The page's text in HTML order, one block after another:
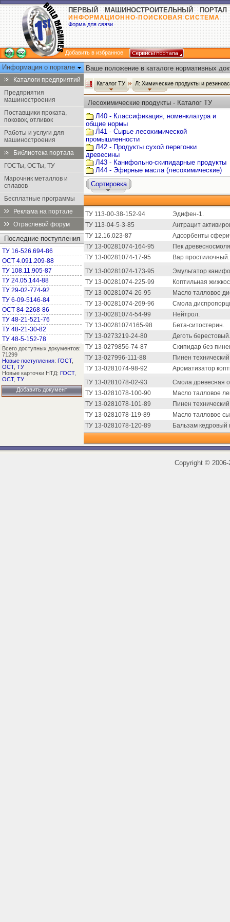
ПЕРВЫЙ МАШИНОСТРОИТЕЛЬНЫЙ ПОРТАЛ
ИНФОРМАЦИОННО-ПОИСКОВАЯ СИСТЕМА
Форма для связи
Добавить в избранное
Информация о портале
Каталоги предприятий
Предприятия
машиностроения
Поставщики проката,
поковок, отливок
Работы и услуги для
машиностроения
Библиотека портала
ГОСТы, ОСТы, ТУ
Марочник металлов и
сплавов
Бесплатные программы
Реклама на портале
Отраслевой форум
Последние поступления
ТУ 16-526.694-86
ОСТ 4.091.209-88
ТУ 108.11.905-87
ТУ 24.05.144-88
ТУ 29-02-774-92
ТУ 6-09-5146-84
ОСТ 84-2268-86
ТУ 48-21-521-76
ТУ 48-21-30-82
ТУ 48-5-152-78
Всего доступных документов:
71299
Новые поступления: ГОСТ,
ОСТ, ТУ
Новые карточки НТД: ГОСТ,
ОСТ, ТУ
Добавить документ
Ваше положение в каталоге нормативных
Каталог ТУ Л: Химические продукты и
Лесохимические продукты - Каталог ТУ
Л40 - Классификация, номенклатура и
общие нормы
Л41 - Сырье лесохимической
промышленности
Л42 - Продукты сухой перегонки
древесины
Л43 - Канифольно-скипидарные продукты
Л44 - Эфирные масла (лесохимические)
Сортировка
ТУ 113-00-38-152-94
Эдифен-1.
ТУ 113-04-5-3-85
Антрацит
ТУ 12.16.023-87
Адсорбенты
ТУ 13-00281074-164-95
Пек
ТУ 13-00281074-17-95
Вар простилочный.
ТУ 13-00281074-173-95
Эмульгатор
ТУ 13-00281074-225-99
Коптильная
ТУ 13-00281074-26-95
Масло талловое
ТУ 13-00281074-269-96
Смола
ТУ 13-00281074-54-99
Нейтрол.
ТУ 13-00281074165-98
Бета-ситостерин.
ТУ 13-0273219-24-80
Деготь берестовый.
ТУ 13-0279856-74-87
Скипидар без
ТУ 13-027996-111-88
Пинен
ТУ 13-0281074-98-92
Ароматизатор
ТУ 13-0281078-02-93
Смола древесная
ТУ 13-0281078-100-90
Масло талловое
ТУ 13-0281078-101-89
Пинен
ТУ 13-0281078-119-89
Масло талловое
ТУ 13-0281078-120-89
Бальзам кедровый
Copyright ©